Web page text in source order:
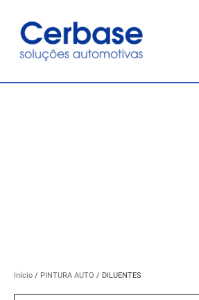
Início / PINTURA AUTO / DILUENTES